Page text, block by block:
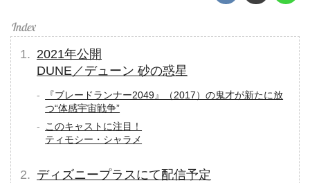
2021年公開
DUNE／デューン 砂の惑星
『ブレードランナー2049』（2017）の鬼才が新たに放
つ“体感宇宙戦争”
このキャストに注目！
ティモシー・シャラメ
ディズニープラスにて配信予定